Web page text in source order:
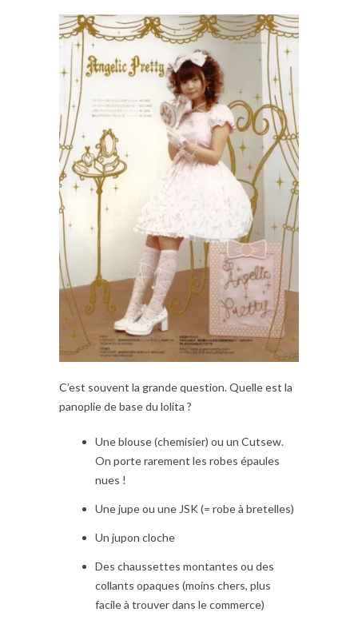
C’est souvent la grande question. Quelle est la
panoplie de base du lolita ?
Une blouse (chemisier) ou un Cutsew.
On porte rarement les robes épaules
nues !
Une jupe ou une JSK (= robe à bretelles)
Un jupon cloche
Des chaussettes montantes ou des
collants opaques (moins chers, plus
facile à trouver dans le commerce)